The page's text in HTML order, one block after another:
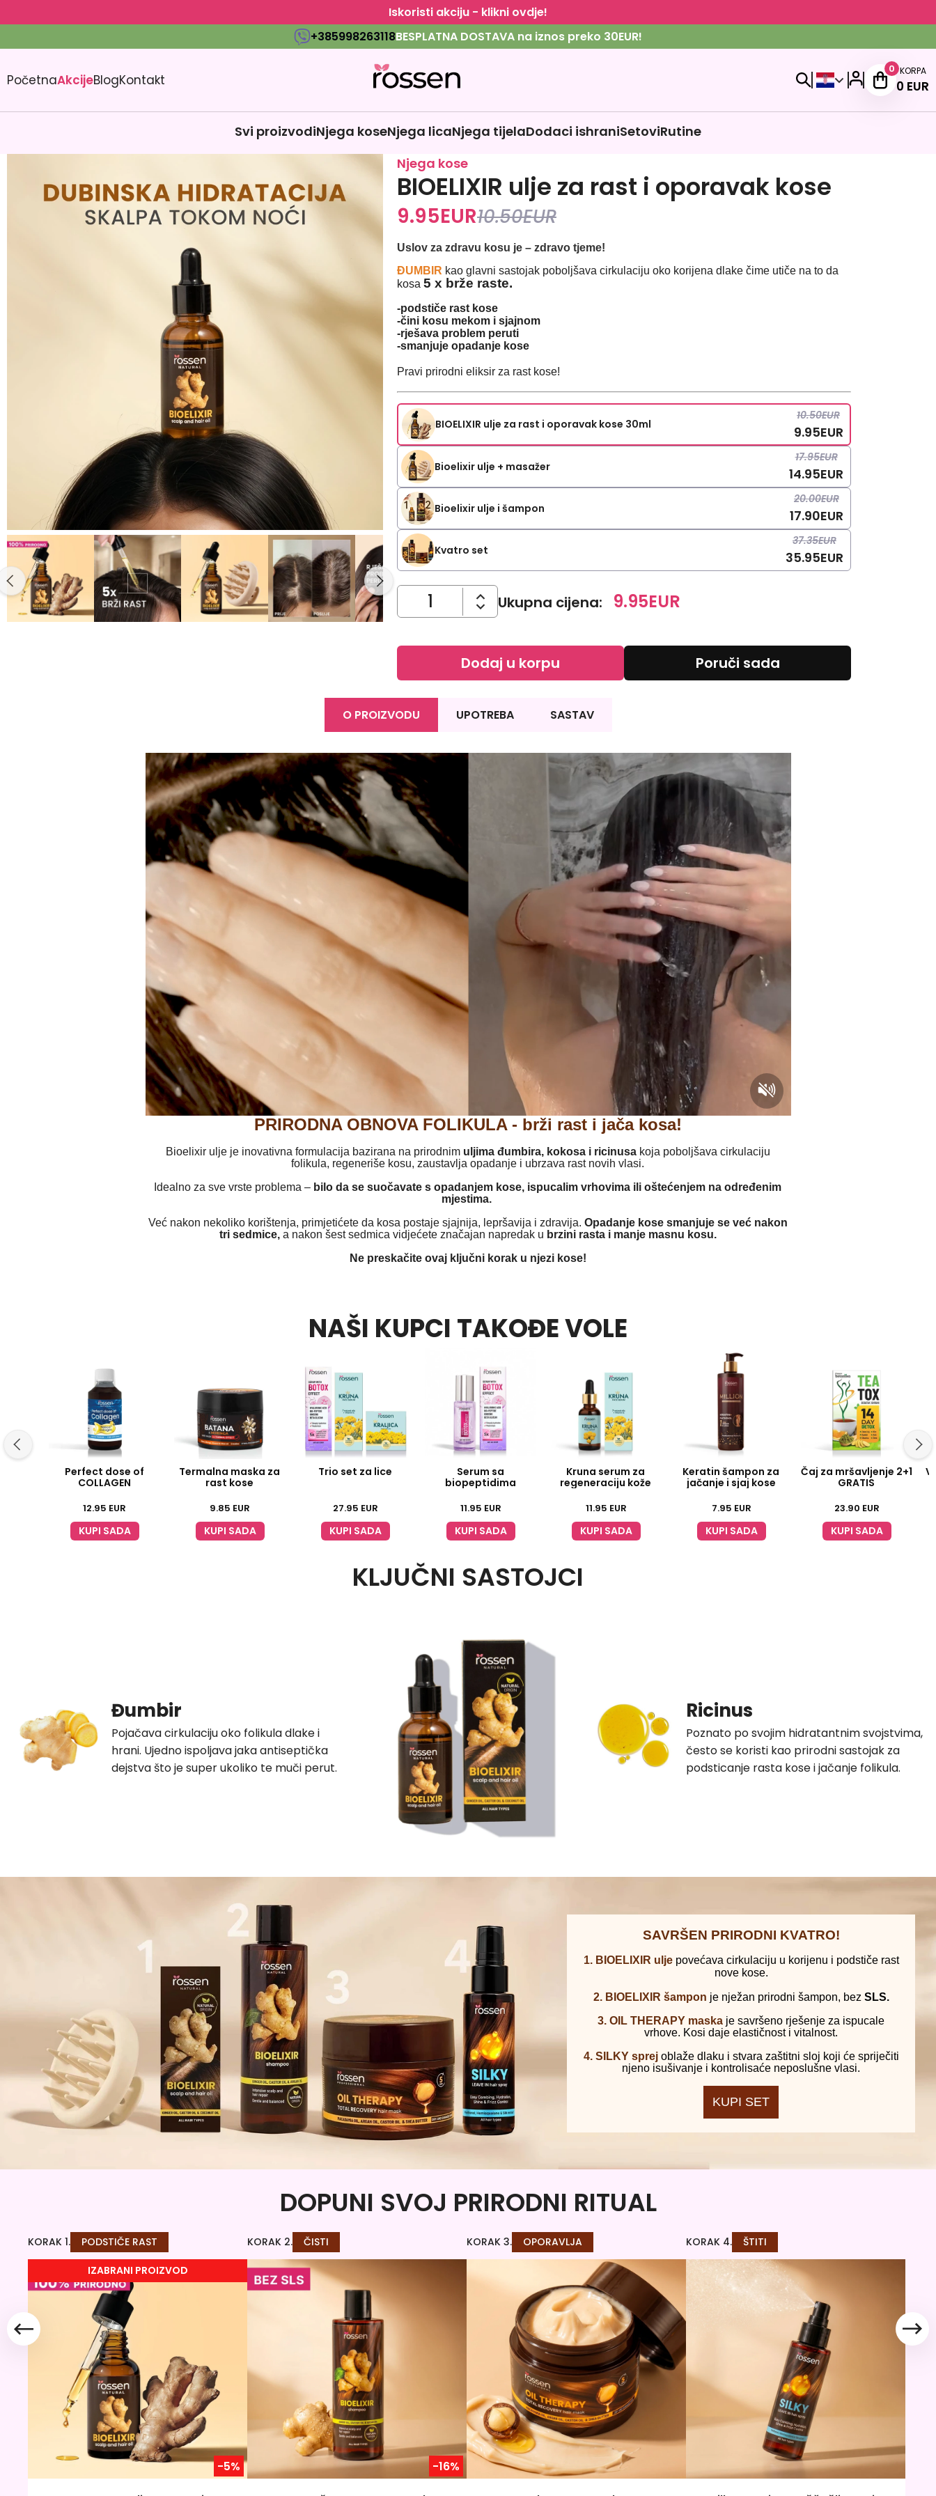
Iskoristi akciju - klikni ovdje!
+385998263118BESPLATNA DOSTAVA na iznos preko 30EUR!
PočetnaAkcijeBlogKontakt
0 KORPA
0 EUR
Svi proizvodiNjega koseNjega licaNjega tijelaDodaci ishraniSetoviRutine
Njega kose
BIOELIXIR ulje za rast i oporavak kose
9.95EUR10.50EUR
Uslov za zdravu kosu je – zdravo tjeme!
ĐUMBIR kao glavni sastojak poboljšava cirkulaciju oko korijena dlake čime utiče na to da
kosa 5 x brže raste.
-podstiče rast kose
-čini kosu mekom i sjajnom
-rješava problem peruti
-smanjuje opadanje kose
Pravi prirodni eliksir za rast kose!
BIOELIXIR ulje za rast i oporavak kose 30ml
10.50EUR
9.95EUR
Bioelixir ulje + masažer
17.95EUR
14.95EUR
Bioelixir ulje i šampon
20.00EUR
17.90EUR
Kvatro set
37.35EUR
35.95EUR
Ukupna cijena: 9.95EUR
Poruči sada
Dodaj u korpu
O PROIZVODU UPOTREBA SASTAV
PRIRODNA OBNOVA FOLIKULA - brži rast i jača kosa!
Bioelixir ulje je inovativna formulacija bazirana na prirodnim uljima đumbira, kokosa i ricinusakoja poboljšava cirkulaciju
folikula, regeneriše kosu, zaustavlja opadanje i ubrzava rast novih vlasi.
Idealno za sve vrste problema – bilo da se suočavate s opadanjem kose, ispucalim vrhovima ili oštećenjem na određenim
mjestima.
Već nakon nekoliko korištenja, primjetićete da kosa postaje sjajnija, lepršavija i zdravija. Opadanje kose smanjuje se već nakon
tri sedmice,a nakon šest sedmica vidjećete značajan napredak u brzini rasta i manje masnu kosu.
Ne preskačite ovaj ključni korak u njezi kose!
NAŠI KUPCI TAKOĐE VOLE
Perfect dose of
COLLAGEN
12.95 EUR
KUPI SADA
Termalna maska za
rast kose
9.85 EUR
KUPI SADA
Trio set za lice
27.95 EUR
KUPI SADA
Serum sa
biopeptidima
11.95 EUR
KUPI SADA
Kruna serum za
regeneraciju kože
11.95 EUR
KUPI SADA
Keratin šampon za
jačanje i sjaj kose
7.95 EUR
KUPI SADA
Čaj za mršavljenje 2+1
GRATIS
23.90 EUR
KUPI SADA
KLJUČNI SASTOJCI
Đumbir
Pojačava cirkulaciju oko folikula dlake i
hrani. Ujedno ispoljava jaka antiseptička
dejstva što je super ukoliko te muči perut.
Ricinus
Poznato po svojim hidratantnim svojstvima,
često se koristi kao prirodni sastojak za
podsticanje rasta kose i jačanje folikula.
SAVRŠEN PRIRODNI KVATRO!
1. BIOELIXIR ulje povećava cirkulaciju u korijenu i podstiče rast
nove kose.
2. BIOELIXIR šampon je nježan prirodni šampon, bez SLS.
3. OIL THERAPY maska je savršeno rješenje za ispucale
vrhove. Kosi daje elastičnost i vitalnost.
4. SILKY sprej oblaže dlaku i stvara zaštitni sloj koji će spriječiti
njeno isušivanje i kontrolisaće neposlušne vlasi.
KUPI SET
DOPUNI SVOJ PRIRODNI RITUAL
KORAK 1. PODSTIČE RAST
IZABRANI PROIZVOD
-5%
KORAK 2. ČISTI
-16%
KORAK 3. OPORAVLJA KORAK 4. ŠTITI